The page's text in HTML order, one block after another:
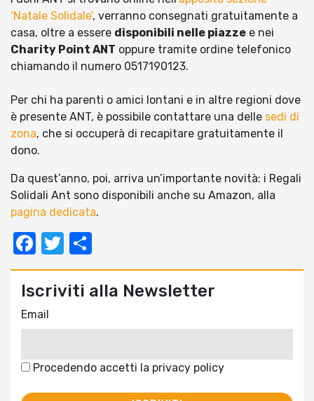
‘Natale Solidale’, verranno consegnati gratuitamente a
casa, oltre a essere disponibili nelle piazze e nei
Charity Point ANT oppure tramite ordine telefonico
chiamando il numero 0517190123.
Per chi ha parenti o amici lontani e in altre regioni dove
è presente ANT, è possibile contattare una delle sedi di
zona, che si occuperà di recapitare gratuitamente il
dono.
Da quest’anno, poi, arriva un’importante novità: i Regali
Solidali Ant sono disponibili anche su Amazon, alla
pagina dedicata.
Facebook
Twitter
Iscriviti alla Newsletter
Email
Procedendo accetti la privacy policy